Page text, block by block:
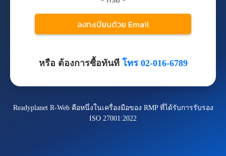
หรือ ต้องการซื้อทันที โทร 02-016-6789
Readyplanet R-Web คือหนึ่งในเครื่องมือของ RMP ที่ได้รับการรับรอง
ISO 27001:2022